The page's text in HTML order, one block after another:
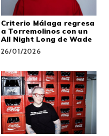
Criterio Málaga regresa
a Torremolinos con un
All Night Long de Wade
26/01/2026